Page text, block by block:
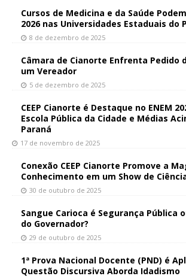
Cursos de Medicina e da Saúde
2026 nas Universidades Estaduais do
8 de dezembro de 2025
Câmara de Cianorte Enfrenta Pedido
um Vereador
5 de dezembro de 2025
CEEP Cianorte é Destaque no ENEM
Escola Pública da Cidade e Médias
Paraná
17 de novembro de 2025
Conexão CEEP Cianorte Promove a
Conhecimento em um Show de
30 de outubro de 2025
Sangue Carioca é Segurança Pública
do Governador?
29 de outubro de 2025
1ª Prova Nacional Docente (PND) é
Questão Discursiva Aborda Idadismo